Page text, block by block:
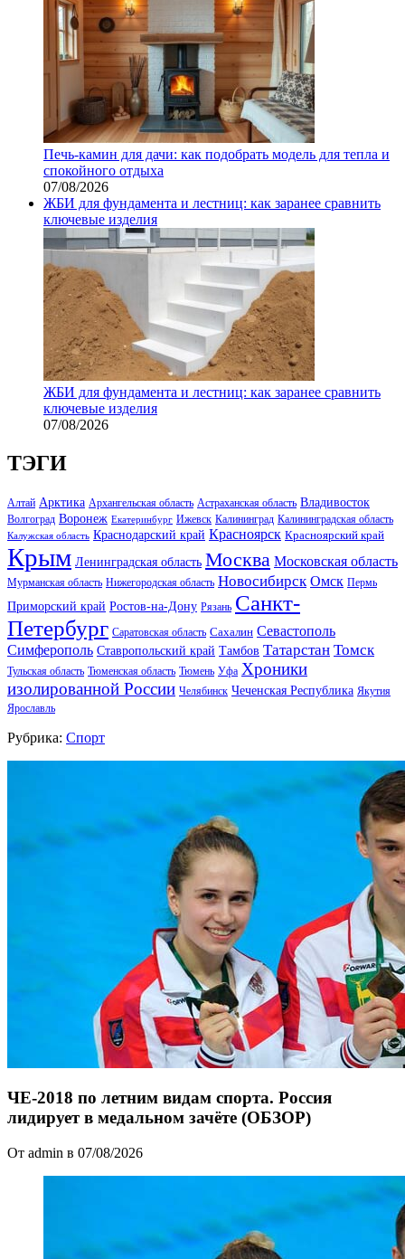
Печь-камин для дачи: как подобрать модель для тепла и
спокойного отдыха
07/08/2026
ЖБИ для фундамента и лестниц: как заранее сравнить
ключевые изделия
ЖБИ для фундамента и лестниц: как заранее сравнить
ключевые изделия
07/08/2026
ТЭГИ
Алтай Арктика Архангельская область Астраханская область Владивосток
Волгоград Воронеж Екатеринбург Ижевск Калининград Калининградская область
Калужская область Краснодарский край Красноярск Красноярский край
Крым Ленинградская область Москва Московская область
Мурманская область Нижегородская область Новосибирск Омск Пермь
Приморский край Ростов-на-Дону Рязань Санкт-
Петербург Саратовская область Сахалин Севастополь
Симферополь Ставропольский край Тамбов Татарстан Томск
Тульская область Тюменская область Тюмень Уфа Хроники
изолированной России Челябинск Чеченская Республика Якутия
Ярославль
Рубрика: Спорт
ЧЕ-2018 по летним видам спорта. Россия
лидирует в медальном зачёте (ОБЗОР)
От admin в 07/08/2026